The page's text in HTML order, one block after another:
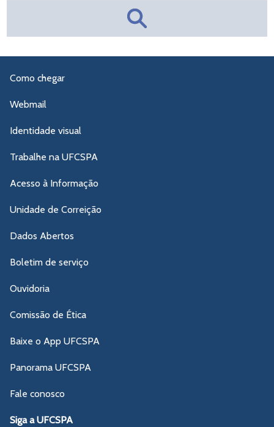
Como chegar
Webmail
Identidade visual
Trabalhe na UFCSPA
Acesso à Informação
Unidade de Correição
Dados Abertos
Boletim de serviço
Ouvidoria
Comissão de Ética
Baixe o App UFCSPA
Panorama UFCSPA
Fale conosco
Siga a UFCSPA